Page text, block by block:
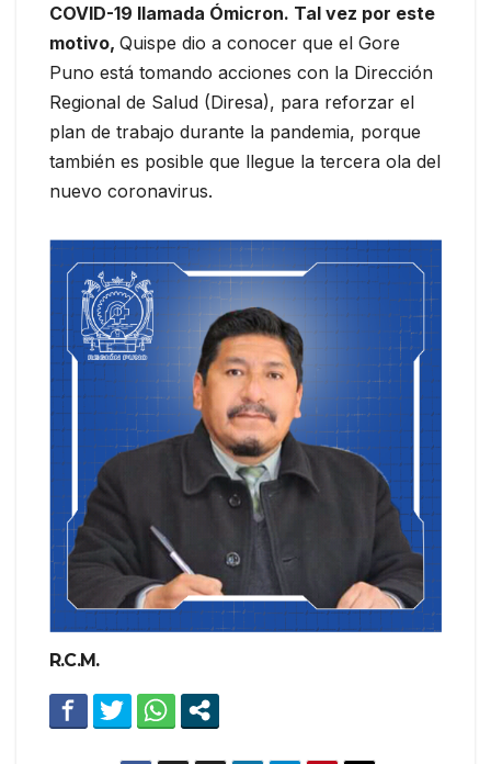
COVID-19 llamada Ómicron. Tal vez por este
motivo, Quispe dio a conocer que el Gore
Puno está tomando acciones con la Dirección
Regional de Salud (Diresa), para reforzar el
plan de trabajo durante la pandemia, porque
también es posible que llegue la tercera ola del
nuevo coronavirus.
R.C.M.